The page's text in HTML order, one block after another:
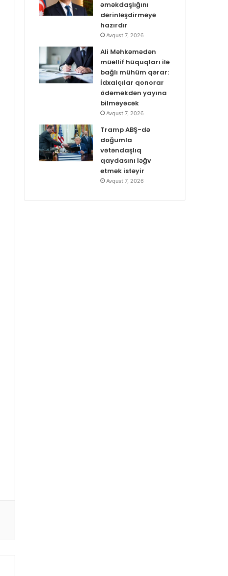
əməkdaşlığını
dərinləşdirməyə
hazırdır
Avqust 7, 2026
Ali Məhkəmədən
müəllif hüquqları ilə
bağlı mühüm qərar:
İdxalçılar qonorar
ödəməkdən yayına
bilməyəcək
Avqust 7, 2026
Tramp ABŞ-də
doğumla
vətəndaşlıq
qaydasını ləğv
etmək istəyir
Avqust 7, 2026